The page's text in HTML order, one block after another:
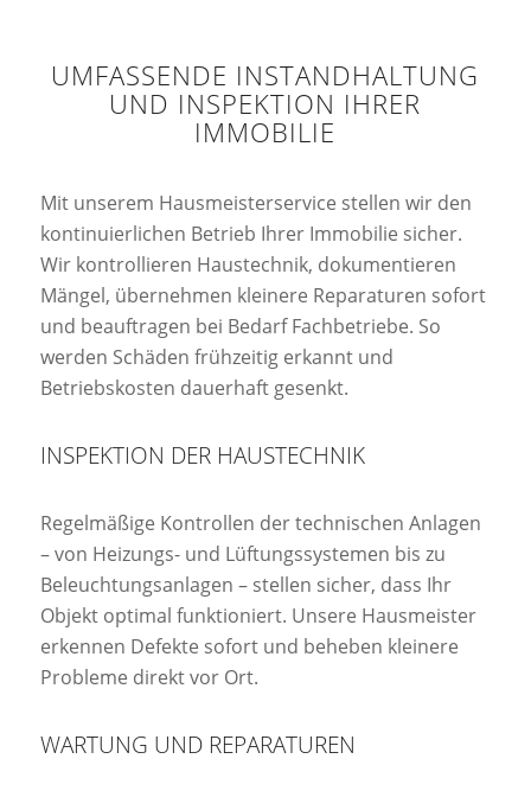
UMFASSENDE INSTANDHALTUNG
UND INSPEKTION IHRER
IMMOBILIE
Mit unserem Hausmeisterservice stellen wir den
kontinuierlichen Betrieb Ihrer Immobilie sicher.
Wir kontrollieren Haustechnik, dokumentieren
Mängel, übernehmen kleinere Reparaturen sofort
und beauftragen bei Bedarf Fachbetriebe. So
werden Schäden frühzeitig erkannt und
Betriebskosten dauerhaft gesenkt.
INSPEKTION DER HAUSTECHNIK
Regelmäßige Kontrollen der technischen Anlagen
– von Heizungs- und Lüftungssystemen bis zu
Beleuchtungsanlagen – stellen sicher, dass Ihr
Objekt optimal funktioniert. Unsere Hausmeister
erkennen Defekte sofort und beheben kleinere
Probleme direkt vor Ort.
WARTUNG UND REPARATUREN